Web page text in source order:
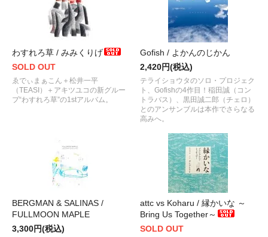
わすれろ草 / みみくりげ
SOLD OUT
ゑでぃまぁこん＋松井一平
（TEASI）＋アキツユコの新グルー
プ“わすれろ草”の1stアルバム。
Gofish / よかんのじかん
2,420円(税込)
テライショウタのソロ・プロジェク
ト、Gofishの4作目！稲田誠（コン
トラバス）、黒田誠二郎（チェロ）
とのアンサンブルは本作でさらなる
高みへ。
BERGMAN & SALINAS /
FULLMOON MAPLE
3,300円(税込)
attc vs Koharu / 縁かいな ～
Bring Us Together～
SOLD OUT